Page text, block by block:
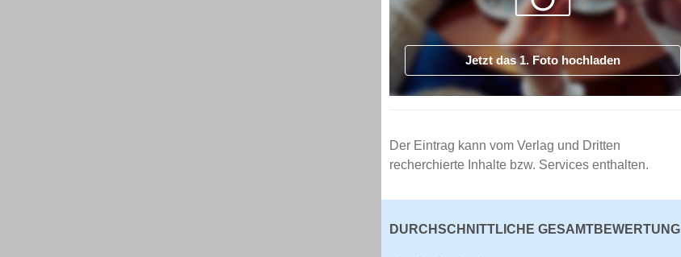
Jetzt das 1. Foto hochladen
Der Eintrag kann vom Verlag und Dritten
recherchierte Inhalte bzw. Services enthalten.
DURCHSCHNITTLICHE GESAMTBEWERTUNG